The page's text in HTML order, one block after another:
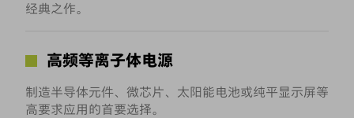
经典之作。
高频等离子体电源
制造半导体元件、微芯片、太阳能电池或纯平显示屏等
高要求应用的首要选择。